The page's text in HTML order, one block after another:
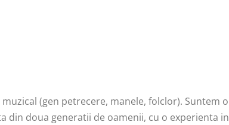
(gen petrecere, manele, folclor). Suntem o
din doua generatii de oamenii, cu o experienta in